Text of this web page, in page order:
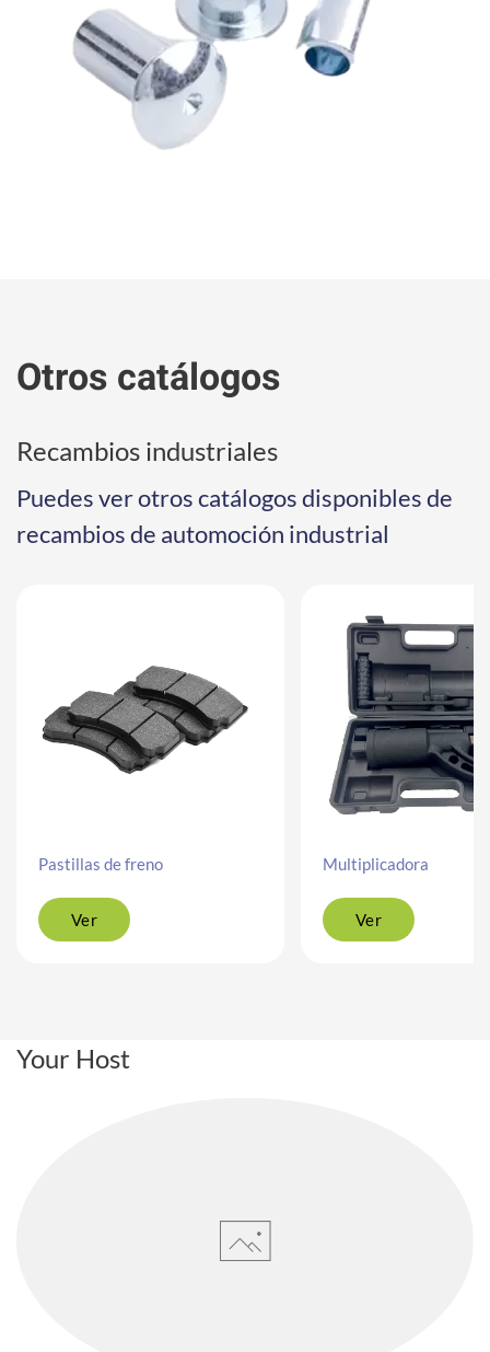
Otros catálogos
Recambios industriales
Puedes ver otros catálogos disponibles de
recambios de automoción industrial
Pastillas de freno
Ver
Multiplicadora
Ver
Your Host